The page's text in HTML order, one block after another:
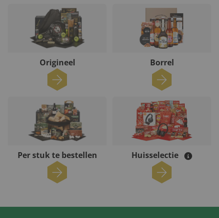
Origineel Borrel
Per stuk te bestellen Huisselectie